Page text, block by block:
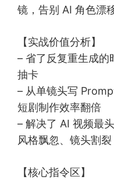
镜，告别 AI 角色漂移
【实战价值分析】
– 省了反复重生成的
抽卡
– 从单镜头写
短剧制作效率翻倍
– 解决了 AI 视频最
风格飘忽、镜头割裂
【核心指令区】